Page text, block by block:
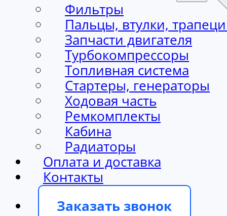
Фильтры
Пальцы, втулки,
Запчасти двигателя
Турбокомпрессоры
Топливная система
Стартеры, генераторы
Ходовая часть
Ремкомплекты
Кабина
Радиаторы
Оплата и доставка
Контакты
Заказать звонок